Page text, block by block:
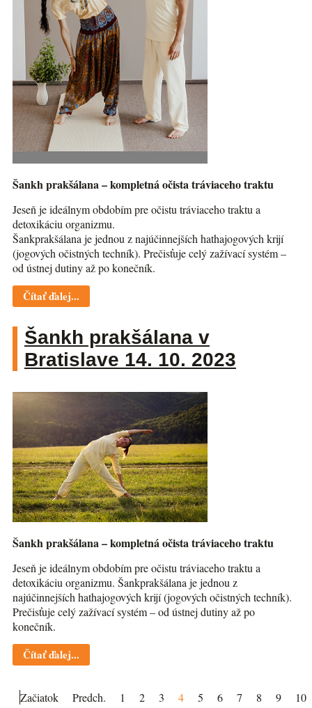
Šankh prakšálana – kompletná očista tráviaceho traktu
Jeseň je ideálnym obdobím pre očistu tráviaceho traktu a
detoxikáciu organizmu.
Šankprakšálana je jednou z najúčinnejších hathajogových krijí
(jogových očistných techník). Prečisťuje celý zažívací systém –
od ústnej dutiny až po konečník.
Čítať ďalej...
Šankh prakšálana v
Bratislave 14. 10. 2023
Šankh prakšálana – kompletná očista tráviaceho traktu
Jeseň je ideálnym obdobím pre očistu tráviaceho traktu a
detoxikáciu organizmu. Šankprakšálana je jednou z
najúčinnejších hathajogových krijí (jogových očistných techník).
Prečisťuje celý zažívací systém – od ústnej dutiny až po
konečník.
Čítať ďalej...
Začiatok Predch. 1 2 3 4 5 6 7 8 9 10